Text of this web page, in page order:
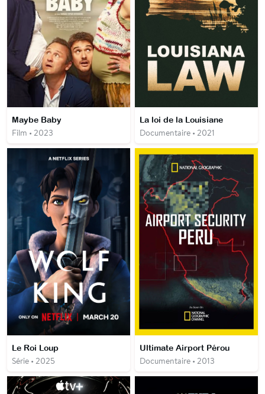
Maybe Baby
Film • 2023
La loi de la Louisiane
Documentaire • 2021
Le Roi Loup
Série • 2025
Ultimate Airport Pérou
Documentaire • 2013